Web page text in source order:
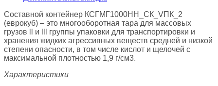
Составной контейнер КСГМГ1000НН_СК_VПК_2
(еврокуб) – это многооборотная тара для массовых
грузов ll и lll группы упаковки для транспортировки и
хранения жидких агрессивных веществ средней и низкой
степени опасности, в том числе кислот и щелочей с
максимальной плотностью 1,9 г/см3.
Характеристики